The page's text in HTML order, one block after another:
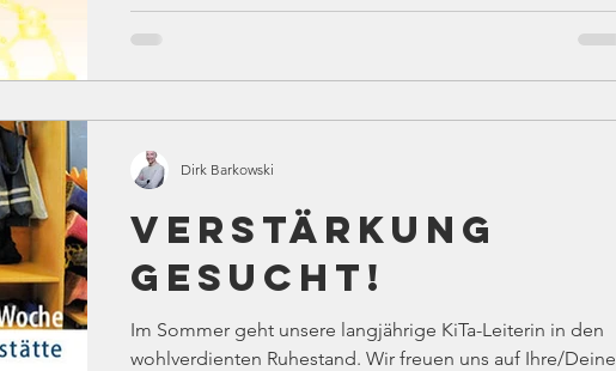
Verstärkung
gesucht!
Im Sommer geht unsere langjährige KiTa-Leiterin in den
wohlverdienten Ruhestand. Wir freuen uns auf Ihre/Deine
Dirk Barkowski